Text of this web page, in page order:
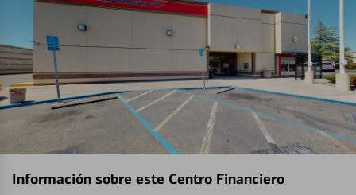
Información sobre este Centro Financiero